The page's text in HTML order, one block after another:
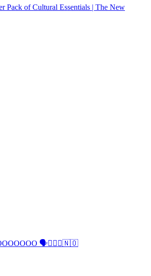
Pack of Cultural Essentials | The New
🗣️🚣🏻‍♂️🇳🇴